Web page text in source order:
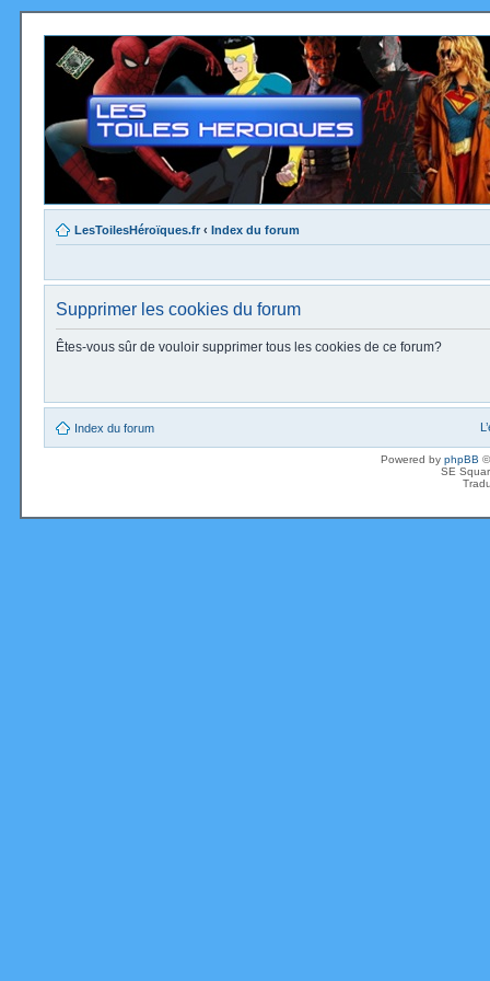
LesToilesHéroïques.fr ‹ Index du forum
Supprimer les cookies du forum
Êtes-vous sûr de vouloir supprimer tous les cookies de ce forum?
Index du forum
Powered by phpBB
SE